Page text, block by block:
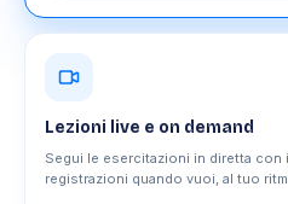
Lezioni live e on demand
Segui le esercitazioni in diretta con
registrazioni quando vuoi, al tuo